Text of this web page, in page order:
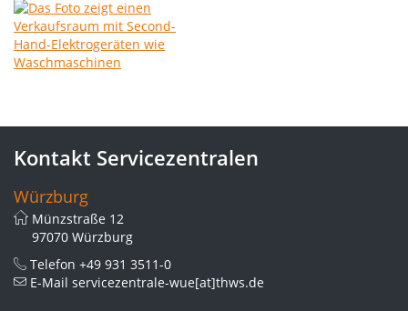
Kontakt Servicezentralen
Würzburg
Münzstraße 12
97070 Würzburg
Telefon +49 931 3511-0
E-Mail servicezentrale-wue[at]thws.de